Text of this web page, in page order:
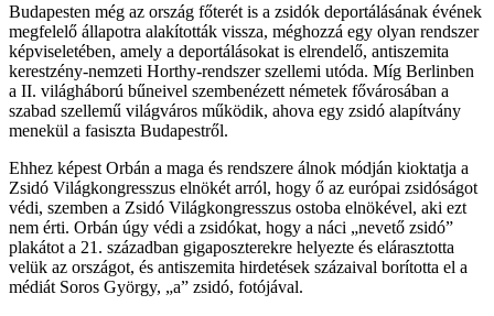
Budapesten még az ország főterét is a zsidók deportálásának évének
megfelelő állapotra alakították vissza, méghozzá egy olyan rendszer
képviseletében, amely a deportálásokat is elrendelő, antiszemita
kerestzény-nemzeti Horthy-rendszer szellemi utóda. Míg Berlinben
a II. világháború bűneivel szembenézett németek fővárosában a
szabad szellemű világváros működik, ahova egy zsidó alapítvány
menekül a fasiszta Budapestről.
Ehhez képest Orbán a maga és rendszere álnok módján kioktatja a
Zsidó Világkongresszus elnökét arról, hogy ő az európai zsidóságot
védi, szemben a Zsidó Világkongresszus ostoba elnökével, aki ezt
nem érti. Orbán úgy védi a zsidókat, hogy a náci „nevető zsidó”
plakátot a 21. században gigaposzterekre helyezte és elárasztotta
velük az országot, és antiszemita hirdetések százaival borította el a
médiát Soros György, „a” zsidó, fotójával.